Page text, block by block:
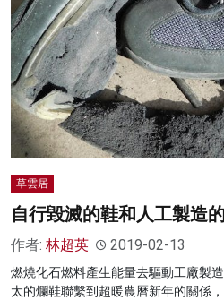
草雲居
自行毀滅的鞋和人工製造
作者: 林超英 2019-02-13
燃燒化石燃料產生能量去驅動工廠製
太的爛鞋聯繫到超暖農曆新年的關係